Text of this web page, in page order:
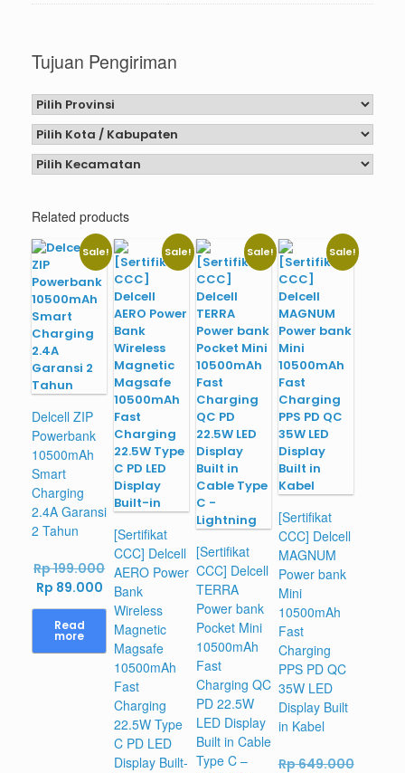
Tujuan Pengiriman
Related products
Sale!
Delcell ZIP
Powerbank
10500mAh
Smart
Charging
2.4A Garansi
2 Tahun
Rp199.000Original
price
was:
Rp 199.000.
Rp 89.000Current
price
is:
Rp 89.000.
Read
more
Sale!
[Sertifikat
CCC] Delcell
AERO Power
Bank
Wireless
Magnetic
Magsafe
10500mAh
Fast
Charging
22.5W Type
C PD LED
Display Built-
Sale!
[Sertifikat
CCC] Delcell
TERRA
Power bank
Pocket Mini
10500mAh
Fast
Charging QC
PD 22.5W
LED Display
Built in Cable
Type C –
Sale!
[Sertifikat
CCC] Delcell
MAGNUM
Power bank
Mini
10500mAh
Fast
Charging
PPS PD QC
35W LED
Display Built
in Kabel
Rp649.000